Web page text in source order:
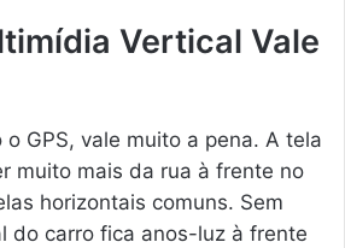
Vertical Vale
o GPS, vale muito a pena. A tela
muito mais da rua à frente no
horizontais comuns. Sem
do carro fica anos-luz à frente